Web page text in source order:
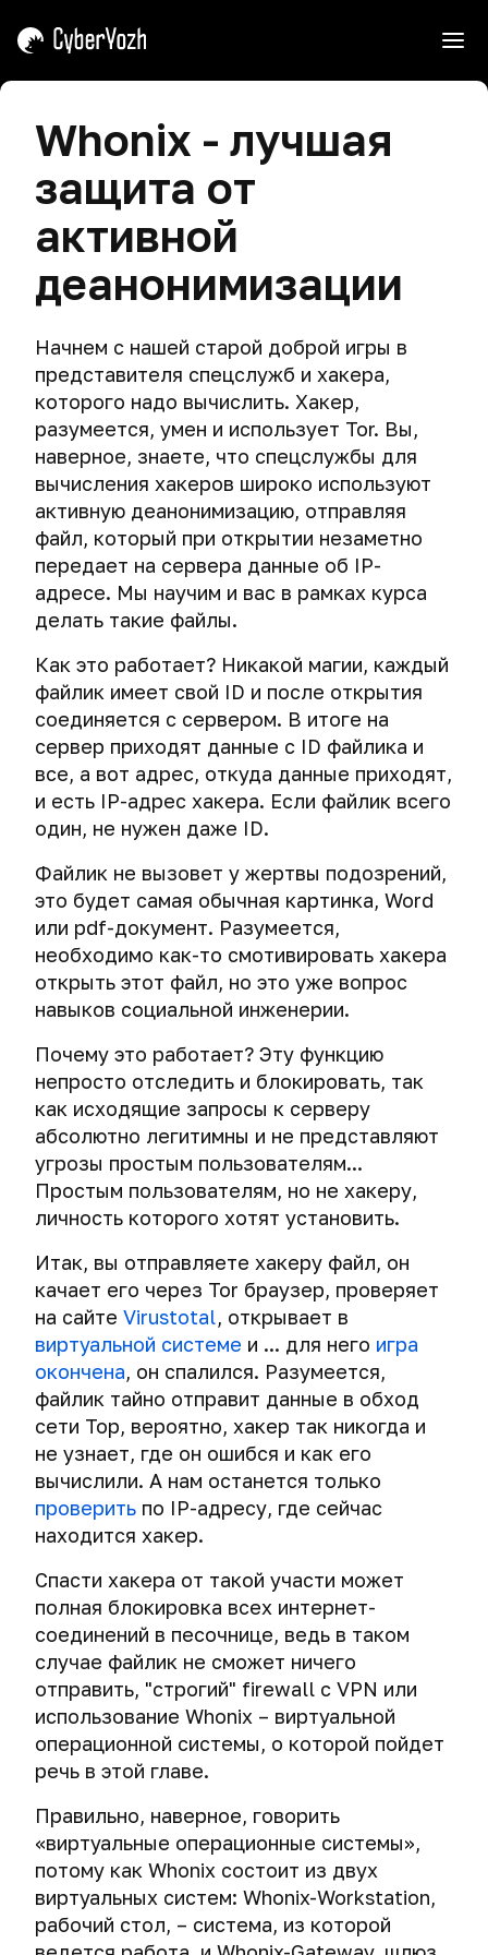
Советы
по
работе
с
курсом
Щит,
и
Почему
мы
учим
атаковать.
следить
за
публикацией
новых
материалов
Самый
важный
совет
курса
Проверьте
свою
и
безопасность
в
сети.
Тесты.
Помощь
и
на
вопросы
Чему
научит
вас
этот
курс
О
значимости
доната
Курс
"Комплексная
настройка
безопасности
и
анонимности"
Угрозы
Кибершпионаж
Опасный
поиск
Утечка
данных
Нарушение
приватности
и
трекинг
Системы
массовой
слежки
доступ
и
компьютерная
криминалистика
Подсматривание
информации
на
экране
Массовый
взлом
устройств
Утеря
цифровых
Кибервойна,
кибердиверсии
и
кибертерроризм
Подбрасывание
цифровых
улик
Деанонимизация
и
уникализация
Кража
цифровой
личности
Как
ловят
хакеров
Как
хакеров
Роковые
ошибки
киберпреступников
Основные
заблуждения
Зачем
мне
безопасность
и
анонимность
в
сети
Виртуальные
машины
Виртуальная
машина
и
виртуальная
операционная
система
Создание
виртуальной
машины
Снэпшоты
и
клонирование
виртуальных
машин
Почему
вам
стоит
использовать
общие
папки,
общий
буфер
обмена
Drag’n’Drop
Шифрование
данных
виртуальных
машин
в
VirtualBox
Какую
информацию
хранит
VirtualBox
о
пользователях
Уязвимости
виртуальных
машин.
Как
хакеры
выходят
пределы
виртуальной
Пароль
Создание
надежного
пароля
Как
хакеры
создают
безопасные
Большая
ошибка,
или
как
точно
не
стоит
пароли
Безопасные
способы
хранения
паролей
паролей
или
роковая
ошибка
Ульбрихта
MiniKeePass
менеджер
паролей
для
(iPhone/iPad)
KeePassXC.
Настройка
менеджера
паролей
для
macOS.
уничтожение
сохраненных
паролей
Основные
способы
атаки
на
пароль
Операционные
системы
Операционные
системы.
Выбор
пути.
Первые
шаги
для
защиты
iPhone
и
iPad.
о
невероятной
безопасности
macOS
Qubes
OS.
для
тех,
кому
есть
что
защищать.
Подойдет
мне
Qubes
Шифрование
История
шифрования.
Противостояние
и
спецслужб.
Переход
использованию
криптоконтейнеров
TrueCrypt.
Недоказуемость
криптоконтейнеров.
Ваш
TrueCrypt
шпионит
вами
Установка
и
базовой
безопасности
TrueCrypt
Установка
и
настройка
безопасности
VeraCrypt
VeraCrypt.
Сравнение
VeraCrypt
и
TrueCrypt.
и
использование
защищенных
криптоконтейнеров
TrueCrypt
и
VeraCrypt
Шифрование
носителей
информации
при
помощи
TrueCrypt
и
VeraCrypt
Шифрование
операционной
системы
Комплексное
шифрование
операционной
системы
и
жесткого
диска
сотрудники
правоохранительных
органов
вскрыли
шифрование
Windows,
macOS,
и
Android
Социальные
сети
Криминалистический
анализ
активности
в
сетях
Как
публикации
в
социальных
сетях
рушили
карьеру
Как
публикации
в
социальных
сетях
приводили
за
решетку
Как
шантажисты
используют
ваши
необдуманные
посты
и
репосты
Tails и
Whonix
Tails.
Пара
советов
использованием.
Tails
-
приватная
операционная
Whonix
-
лучшая
от
активной
деанонимизации
Установка
Whonix
Системы
массовой
слежки
Тотальная
слежка:
добро
или
зло?
Email
Тест:
проверяем
электронную
почту
устойчивость
ко
взлому.
Выбираем
безопасную
электронную
почту
владельца
email
Отправка
анонимных
электронных
писем
Деанонимизация
Cross-
device
Деанонимизация
пользователей
Tor,
VPN,
proxy
помощи
звуковых
маячков.
Деанонимизация
через
псевдоним
(username)
Что
Браузер
История
браузера
глазами
специалиста
по
IT-
безопасности
Кэш
браузера
специалиста
по
безопасности.
Облачные
хранилища
Угрозы
облачных
хранилищ
Шифруем
данные
в
хранилищах
Как
при
помощи
облачных
Кибершпионаж
Как
проверить,
шпионят
ли
вами
через
мобильный
телефон
Кибершпионаж
Взлом
аккаунтов
Секрет
безопасного
Двойная
аутентификация
Внешние
носители
информации
BadUSB.
Угроза,
от
которой
нет
эффективной
Кража
данных
Кража
данных
при
IP-
адрес
Мессенджеры.
Whonix - лучшая
защита от
активной
деанонимизации
Начнем с нашей старой доброй игры в
представителя спецслужб и хакера,
которого надо вычислить. Хакер,
разумеется, умен и использует Tor. Вы,
наверное, знаете, что спецслужбы для
вычисления хакеров широко используют
активную деанонимизацию, отправляя
файл, который при открытии незаметно
передает на сервера данные об IP-
адресе. Мы научим и вас в рамках курса
делать такие файлы.
Как это работает? Никакой магии, каждый
файлик имеет свой ID и после открытия
соединяется с сервером. В итоге на
сервер приходят данные с ID файлика и
все, а вот адрес, откуда данные приходят,
и есть IP-адрес хакера. Если файлик всего
один, не нужен даже ID.
Файлик не вызовет у жертвы подозрений,
это будет самая обычная картинка, Word
или pdf-документ. Разумеется,
необходимо как-то смотивировать хакера
открыть этот файл, но это уже вопрос
навыков социальной инженерии.
Почему это работает? Эту функцию
непросто отследить и блокировать, так
как исходящие запросы к серверу
абсолютно легитимны и не представляют
угрозы простым пользователям...
Простым пользователям, но не хакеру,
личность которого хотят установить.
Итак, вы отправляете хакеру файл, он
качает его через Tor браузер, проверяет
на сайте Virustotal, открывает в
виртуальной системе и ... для него игра
окончена, он спалился. Разумеется,
файлик тайно отправит данные в обход
сети Тор, вероятно, хакер так никогда и
не узнает, где он ошибся и как его
вычислили. А нам останется только
проверить по IP-адресу, где сейчас
находится хакер.
Спасти хакера от такой участи может
полная блокировка всех интернет-
соединений в песочнице, ведь в таком
случае файлик не сможет ничего
отправить, "строгий" firewall с VPN или
использование Whonix – виртуальной
операционной системы, о которой пойдет
речь в этой главе.
Правильно, наверное, говорить
«виртуальные операционные системы»,
потому как Whonix состоит из двух
виртуальных систем: Whonix-Workstation,
рабочий стол, – система, из которой